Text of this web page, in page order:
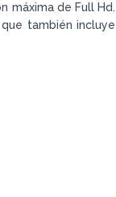
máxima de Full Hd.
también incluye